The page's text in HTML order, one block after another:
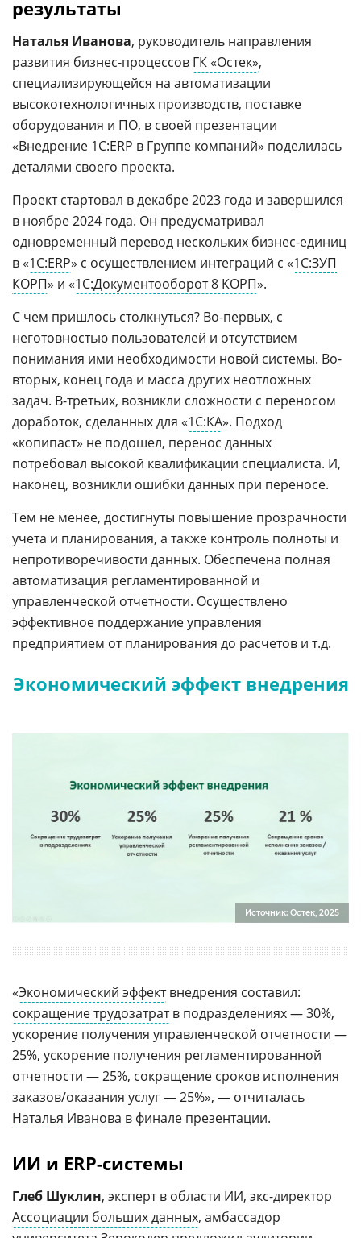
результаты
Наталья Иванова, руководитель направления
развития бизнес-процессов ГК «Остек»,
специализирующейся на автоматизации
высокотехнологичных производств, поставке
оборудования и ПО, в своей презентации
«Внедрение 1С:ERP в Группе компаний» поделилась
деталями своего проекта.
Проект стартовал в декабре 2023 года и завершился
в ноябре 2024 года. Он предусматривал
одновременный перевод нескольких бизнес-единиц
в «1С:ERP» с осуществлением интеграций с «1С:ЗУП
КОРП» и «1С:Документооборот 8 КОРП».
С чем пришлось столкнуться? Во-первых, с
неготовностью пользователей и отсутствием
понимания ими необходимости новой системы. Во-
вторых, конец года и масса других неотложных
задач. В-третьих, возникли сложности с переносом
доработок, сделанных для «1С:КА». Подход
«копипаст» не подошел, перенос данных
потребовал высокой квалификации специалиста. И,
наконец, возникли ошибки данных при переносе.
Тем не менее, достигнуты повышение прозрачности
учета и планирования, а также контроль полноты и
непротиворечивости данных. Обеспечена полная
автоматизация регламентированной и
управленческой отчетности. Осуществлено
эффективное поддержание управления
предприятием от планирования до расчетов и т.д.
Экономический эффект внедрения
Источник: Остек, 2025
«Экономический эффектвнедрения составил:
сокращение трудозатратв подразделениях — 30%,
ускорение получения управленческой отчетности —
25%, ускорение получения регламентированной
отчетности — 25%, сокращение сроков исполнения
заказов/оказания услуг — 25%», — отчиталась
Наталья Иванова в финале презентации.
ИИ и ERP-системы
Глеб Шуклин, эксперт в области ИИ, экс-директор
Ассоциации больших данных, амбассадор